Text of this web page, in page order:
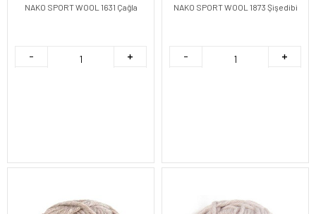
NAKO SPORT WOOL 1631 Çağla NAKO SPORT WOOL 1873 Şişedibi